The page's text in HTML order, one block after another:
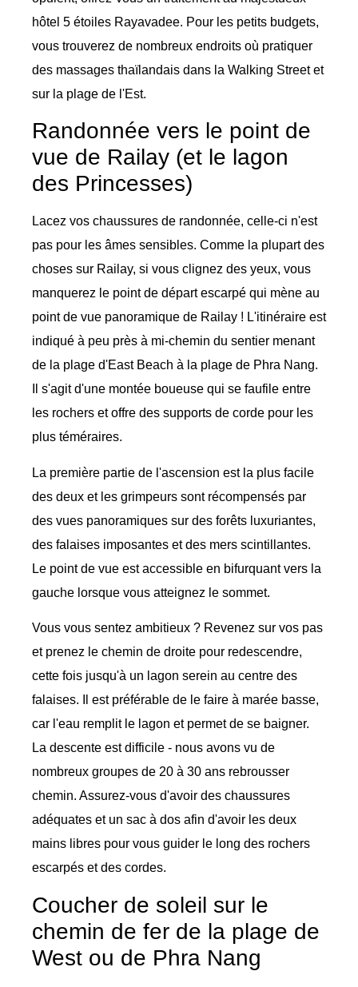
hôtel 5 étoiles Rayavadee. Pour les petits budgets,
vous trouverez de nombreux endroits où pratiquer
des massages thaïlandais dans la Walking Street et
sur la plage de l'Est.
Randonnée vers le point de
vue de Railay (et le lagon
des Princesses)
Lacez vos chaussures de randonnée, celle-ci n'est
pas pour les âmes sensibles. Comme la plupart des
choses sur Railay, si vous clignez des yeux, vous
manquerez le point de départ escarpé qui mène au
point de vue panoramique de Railay ! L'itinéraire est
indiqué à peu près à mi-chemin du sentier menant
de la plage d'East Beach à la plage de Phra Nang.
Il s'agit d'une montée boueuse qui se faufile entre
les rochers et offre des supports de corde pour les
plus téméraires.
La première partie de l'ascension est la plus facile
des deux et les grimpeurs sont récompensés par
des vues panoramiques sur des forêts luxuriantes,
des falaises imposantes et des mers scintillantes.
Le point de vue est accessible en bifurquant vers la
gauche lorsque vous atteignez le sommet.
Vous vous sentez ambitieux ? Revenez sur vos pas
et prenez le chemin de droite pour redescendre,
cette fois jusqu'à un lagon serein au centre des
falaises. Il est préférable de le faire à marée basse,
car l'eau remplit le lagon et permet de se baigner.
La descente est difficile - nous avons vu de
nombreux groupes de 20 à 30 ans rebrousser
chemin. Assurez-vous d'avoir des chaussures
adéquates et un sac à dos afin d'avoir les deux
mains libres pour vous guider le long des rochers
escarpés et des cordes.
Coucher de soleil sur le
chemin de fer de la plage de
West ou de Phra Nang